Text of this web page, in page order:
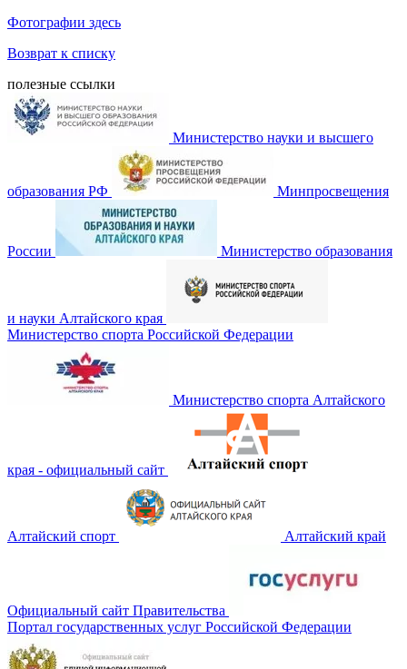
Фотографии здесь
Возврат к списку
полезные ссылки
Министерство науки и высшего
образования РФ Минпросвещения
России Министерство образования
и науки Алтайского края
Министерство спорта Российской Федерации
Министерство спорта Алтайского
края - официальный сайт
Алтайский спорт Алтайский край
Официальный сайт Правительства
Портал государственных услуг Российской Федерации